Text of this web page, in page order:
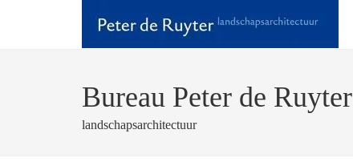
Bureau Peter de Ruyter
landschapsarchitectuur